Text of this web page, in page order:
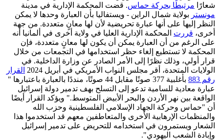
شعارًا مرتبطًا بحركة حماس. قضت المحكمة الإدارية في مدينة
مونستر بولاية شمال الراين - ويستفاليا بأن العبارة وحدها لا يمكن
النظر إليها على أنها عبارة تحريضية لأن لها معانٍ متعددة. من جهة
أخرى، قررت المحكمة الإدارية العليا في ولاية أخرى في ألمانيا أنه
على الرغم من أن العبارة يمكن أن يكون لها معانٍ متعددة، فإن
المحكمة لا تستطيع إلغاء حظر استخدامها في التجمعات من خلال
قرار أولي، وذلك نظرًا إلى الأمر الصادر عن وزارة الداخلية. في
الولايات المتحدة، أقر مجلس النواب الأمريكي في أبريل 2024
القرار
رقم 883
بأغلبية 377 صوتًا مقابل 44 صوتًا، منددًا بالعبارة باعتبارها "
عبارة معادية للسامية تدعو إلى التسلح بهف تدمير دولة إسرائيل
الواقعة بين نهر الأردن والبحر الأبيض المتوسط." ويؤكد القرار أيضًا
أن "حماس وحركة الجهاد الإسلامي الفلسطينية وحزب الله
والمنظمات الإرهابية الأخرى والمتعاطفين معهم قد استخدموا هذا
الشعار ويستمرون في استخدامه للتحريض على تدمير إسرائيل
وإبادة الشعب اليهودي".